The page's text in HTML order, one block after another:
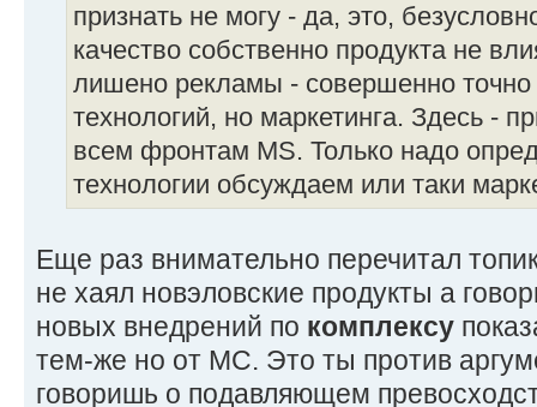
признать не могу - да, это,
качество собственно продукта не
лишено рекламы - совершенно точно
технологий, но маркетинга. Здесь -
всем фронтам MS. Только надо
технологии обсуждаем или таки
Еще раз внимательно перечитал
не хаял новэловские продукты а
новых внедрений по комплексу
тем-же но от МС. Это ты против
говоришь о подавляющем